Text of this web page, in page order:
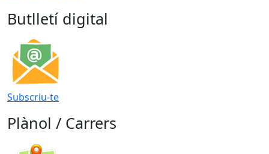
Butlletí digital
Subscriu-te
Plànol / Carrers